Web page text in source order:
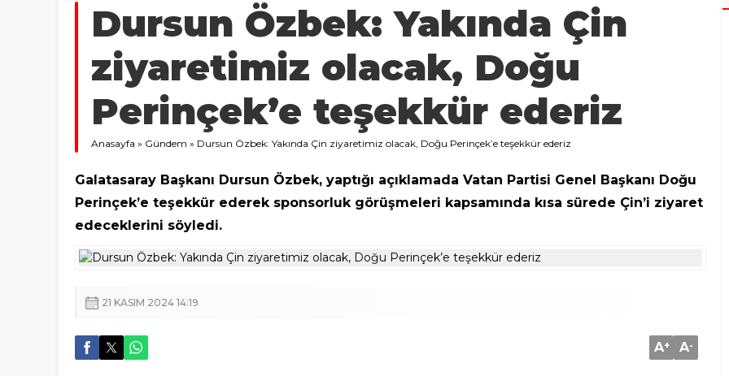
Dursun Özbek: Yakında Çin
ziyaretimiz olacak, Doğu
Perinçek’e teşekkür ederiz
Anasayfa » Gündem » Dursun Özbek: Yakında Çin ziyaretimiz olacak, Doğu Perinçek’e teşekkür ederiz
Galatasaray Başkanı Dursun Özbek, yaptığı açıklamada Vatan Partisi Genel Başkanı Doğu
Perinçek’e teşekkür ederek sponsorluk görüşmeleri kapsamında kısa sürede Çin’i ziyaret
edeceklerini söyledi.
21 KASIM 2024 14:19
A+ A-